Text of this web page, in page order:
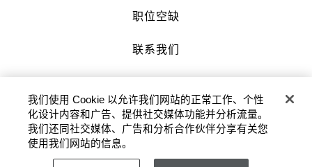
职位空缺
联系我们
沪公网安备 31010602007034号 |
沪ICP备2022002871号-3
版权及原稿 2026 © 九龙仓酒店保留一切权
利。
我们使用 Cookie 以允许我们网站的正常工作、个性
化设计内容和广告、提供社交媒体功能并分析流量。
我们还同社交媒体、广告和分析合作伙伴分享有关您
使用我们网站的信息。